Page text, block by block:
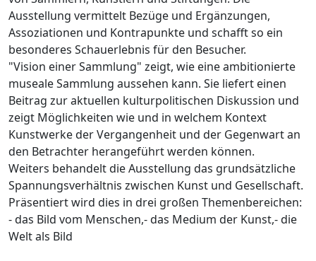
Ausstellung vermittelt Bezüge und Ergänzungen,
Assoziationen und Kontrapunkte und schafft so ein
besonderes Schauerlebnis für den Besucher.
"Vision einer Sammlung" zeigt, wie eine ambitionierte
museale Sammlung aussehen kann. Sie liefert einen
Beitrag zur aktuellen kulturpolitischen Diskussion und
zeigt Möglichkeiten wie und in welchem Kontext
Kunstwerke der Vergangenheit und der Gegenwart an
den Betrachter herangeführt werden können.
Weiters behandelt die Ausstellung das grundsätzliche
Spannungsverhältnis zwischen Kunst und Gesellschaft.
Präsentiert wird dies in drei großen Themenbereichen:
- das Bild vom Menschen,- das Medium der Kunst,- die
Welt als Bild